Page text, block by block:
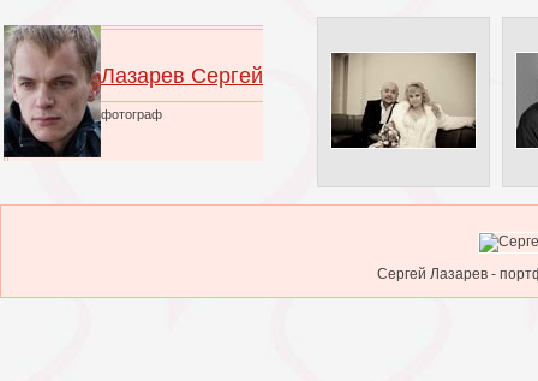
Лазарев Сергей
фотограф
Сергей Лазарев -